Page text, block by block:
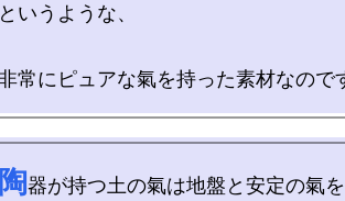
というような、
陶器が持つ土の氣は地盤と安定の氣